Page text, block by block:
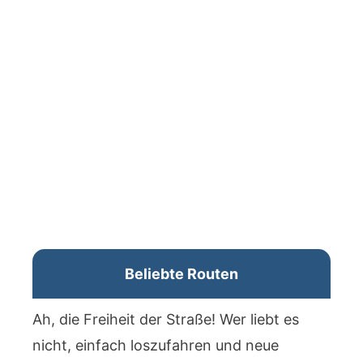
Beliebte Routen
Ah, die Freiheit der Straße! Wer liebt es
nicht, einfach loszufahren und neue